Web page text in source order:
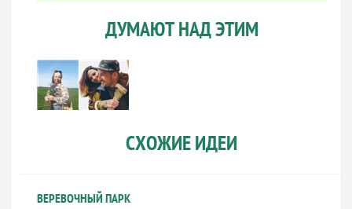
ДУМАЮТ НАД ЭТИМ
СХОЖИЕ ИДЕИ
ВЕРЕВОЧНЫЙ ПАРК